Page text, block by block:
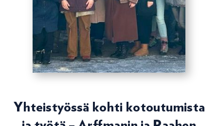
Yhteistyössä kohti kotoutumista